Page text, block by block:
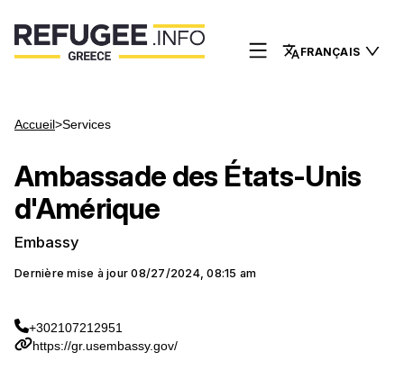
FRANÇAIS
Accueil>Services
Ambassade des États-Unis
d'Amérique
Embassy
Dernière mise à jour 08/27/2024, 08:15 am
+302107212951
https://gr.usembassy.gov/